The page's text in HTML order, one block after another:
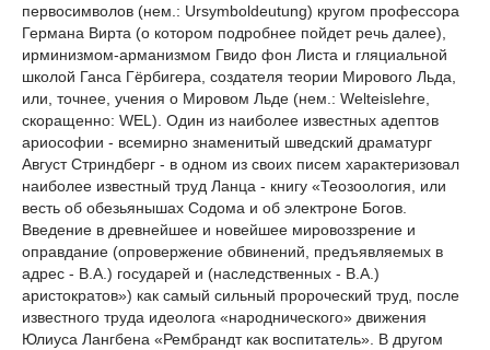
первосимволов (нем.: Ursymboldeutung) кругом профессора
Германа Вирта (о котором подробнее пойдет речь далее),
ирминизмом-арманизмом Гвидо фон Листа и гляциальной
школой Ганса Гёрбигера, создателя теории Мирового Льда,
или, точнее, учения о Мировом Льде (нем.: Welteislehre,
скоращенно: WEL). Один из наиболее известных адептов
ариософии - всемирно знаменитый шведский драматург
Август Стриндберг - в одном из своих писем характеризовал
наиболее известный труд Ланца - книгу «Теозоология, или
весть об обезьянышах Содома и об электроне Богов.
Введение в древнейшее и новейшее мировоззрение и
оправдание (опровержение обвинений, предъявляемых в
адрес - В.А.) государей и (наследственных - В.А.)
аристократов») как самый сильный пророческий труд, после
известного труда идеолога «народнического» движения
Юлиуса Лангбена «Рембрандт как воспитатель». В другом